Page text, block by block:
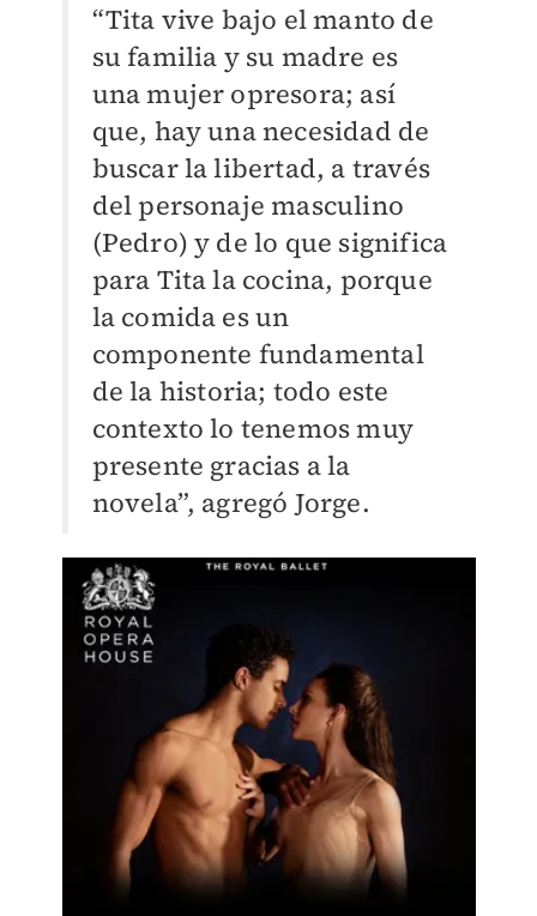
“Tita vive bajo el manto de
su familia y su madre es
una mujer opresora; así
que, hay una necesidad de
buscar la libertad, a través
del personaje masculino
(Pedro) y de lo que significa
para Tita la cocina, porque
la comida es un
componente fundamental
de la historia; todo este
contexto lo tenemos muy
presente gracias a la
novela”, agregó Jorge.